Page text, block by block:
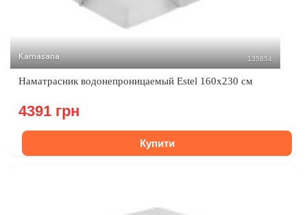
Kamasana 135854
Наматрасник водонепроницаемый Estel 160x230 см
4391 грн
Купити